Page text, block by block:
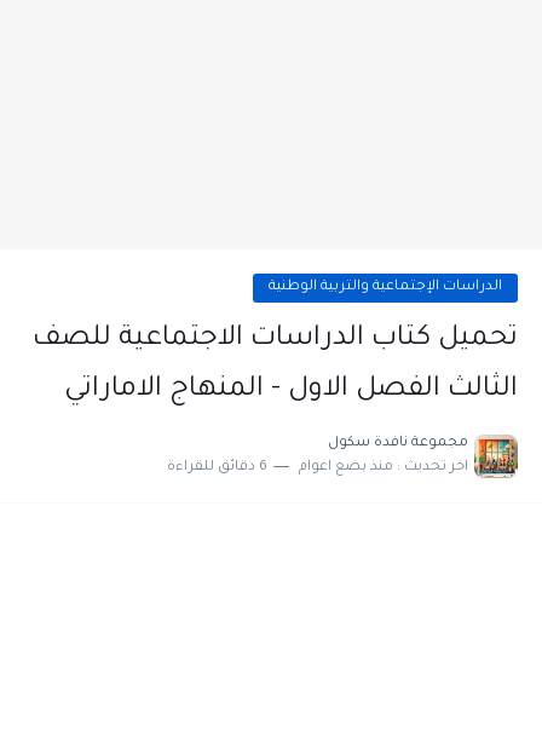
الدراسات الإجتماعية والتربية الوطنية
تحميل كتاب الدراسات الاجتماعية للصف
الثالث الفصل الاول - المنهاج الاماراتي
مجموعة نافدة سكول
اخر تحديث : منذ بضع اعوام 6 دقائق للقراءة